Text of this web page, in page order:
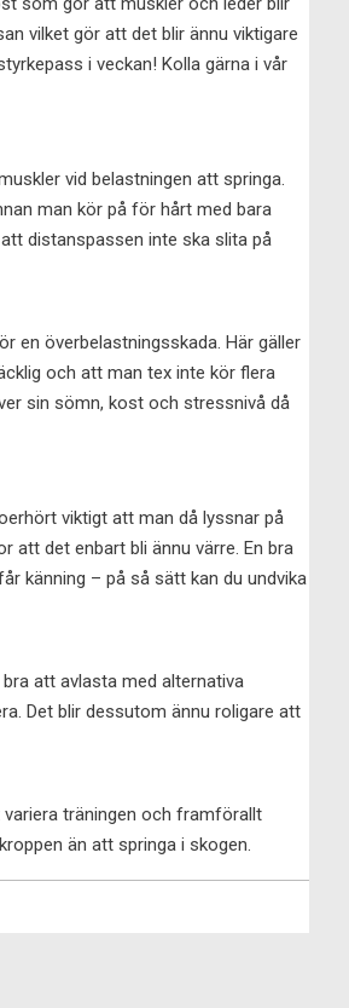
vilket gör att det blir ännu viktigare
i veckan! Kolla gärna i vår
vid belastningen att springa.
man kör på för hårt med bara
distanspassen inte ska slita på
en överbelastningsskada. Här gäller
och att man tex inte kör flera
sin sömn, kost och stressnivå då
viktigt att man då lyssnar på
att det enbart bli ännu värre. En bra
känning – på så sätt kan du undvika
att avlasta med alternativa
Det blir dessutom ännu roligare att
träningen och framförallt
än att springa i skogen.